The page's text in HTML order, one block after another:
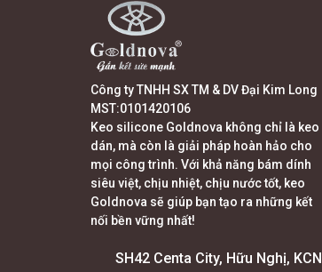
Công ty TNHH SX TM & DV Đại Kim Long
MST:0101420106
Keo silicone Goldnova không chỉ là keo
dán, mà còn là giải pháp hoàn hảo cho
mọi công trình. Với khả năng bám dính
siêu việt, chịu nhiệt, chịu nước tốt, keo
Goldnova sẽ giúp bạn tạo ra những kết
nối bền vững nhất!
SH42 Centa City, Hữu Nghị, KCN